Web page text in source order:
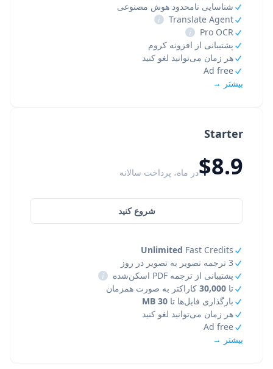
Starter
$8.9در ماه، پرداخت سالانه
شروع کنید
Unlimited Fast Credits
3 ترجمه تصویر به تصویر در روز
پشتیبانی از ترجمه PDF اسکن‌شده
i
تا 30,000 کاراکتر به صورت همزمان
بارگذاری فایل‌ها تا 30 MB
هر زمان می‌توانید لغو کنید
Ad free
بیشتر →
شناسایی نامحدود هوش مصنوعی
Translate Agent
i
Pro OCR
i
پشتیبانی از افزونه کروم
هر زمان می‌توانید لغو کنید
Ad free
بیشتر →